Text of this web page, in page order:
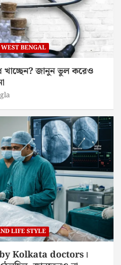
WEST BENGAL
খাচ্ছেন? জানুন ভুল করেও
LIFE STYLE
Kolkata doctors।